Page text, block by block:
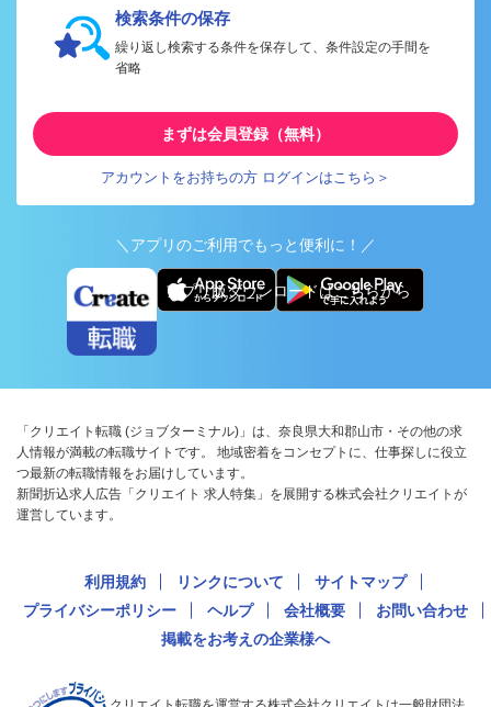
検索条件の保存
繰り返し検索する条件を保存して、条件設定の手間を
省略
まずは会員登録（無料）
アカウントをお持ちの方 ログインはこちら＞
＼アプリのご利用でもっと便利に！／
アプリ版ダウンロードはこちらから
「クリエイト転職 (ジョブターミナル)」は、奈良県大和郡山市・その他の求
人情報が満載の転職サイトです。 地域密着をコンセプトに、仕事探しに役立
つ最新の転職情報をお届けしています。
新聞折込求人広告「クリエイト 求人特集」を展開する株式会社クリエイトが
運営しています。
利用規約 リンクについて
サイトマップ
プライバシーポリシー
ヘルプ 会社概要
お問い合わせ
掲載をお考えの企業様へ